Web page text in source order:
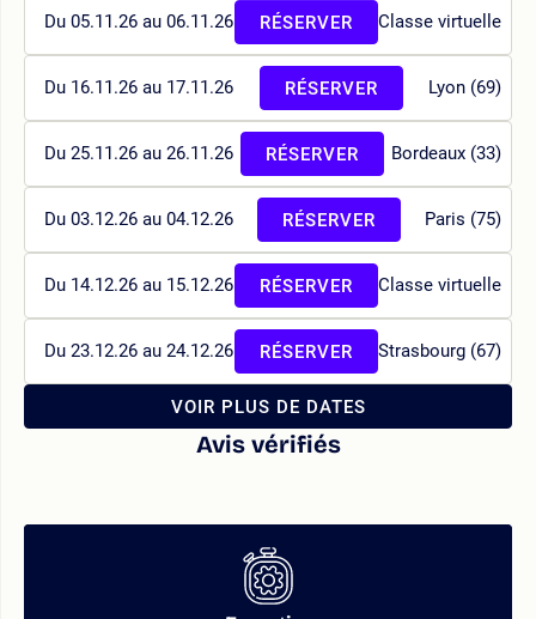
Du 05.11.26 au 06.11.26 Classe virtuelle
RÉSERVER
Du 16.11.26 au 17.11.26 Lyon (69)
RÉSERVER
Du 25.11.26 au 26.11.26 Bordeaux (33)
RÉSERVER
Du 03.12.26 au 04.12.26 Paris (75)
RÉSERVER
Du 14.12.26 au 15.12.26 Classe virtuelle
RÉSERVER
Du 23.12.26 au 24.12.26 Strasbourg (67)
RÉSERVER
VOIR PLUS DE DATES
Avis vérifiés